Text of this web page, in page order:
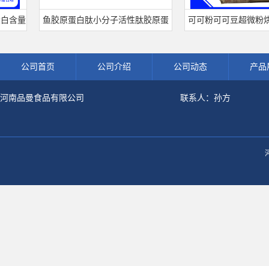
鱼胶原蛋白肽小分子活性肽胶原蛋 可可粉可可豆超微粉烘焙食
公司首页 公司介绍 公司动态 产品
河南品曼食品有限公司 联系人：孙方